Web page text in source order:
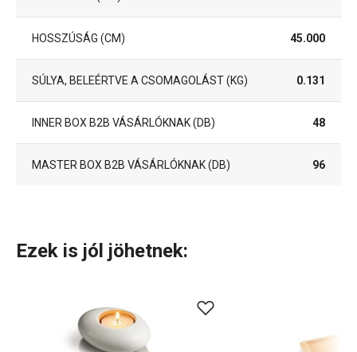
HOSSZÚSÁG (CM) 45.000
SÚLYA, BELEÉRTVE A CSOMAGOLÁST (KG) 0.131
INNER BOX B2B VÁSÁRLÓKNAK (DB) 48
MASTER BOX B2B VÁSÁRLÓKNAK (DB) 96
Ezek is jól jöhetnek: